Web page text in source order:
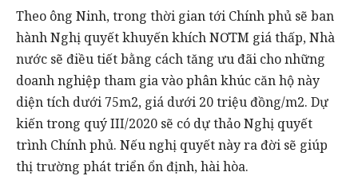
Theo ông Ninh, trong thời gian tới Chính phủ sẽ ban
hành Nghị quyết khuyến khích NƠTM giá thấp, Nhà
nước sẽ điều tiết bằng cách tăng ưu đãi cho những
doanh nghiệp tham gia vào phân khúc căn hộ này
diện tích dưới 75m2, giá dưới 20 triệu đồng/m2. Dự
kiến trong quý III/2020 sẽ có dự thảo Nghị quyết
trình Chính phủ. Nếu nghị quyết này ra đời sẽ giúp
thị trường phát triển ổn định, hài hòa.